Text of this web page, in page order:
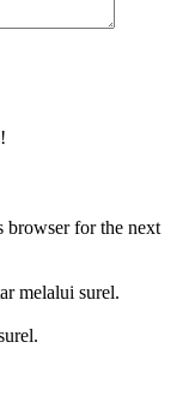
browser for the next
melalui surel.